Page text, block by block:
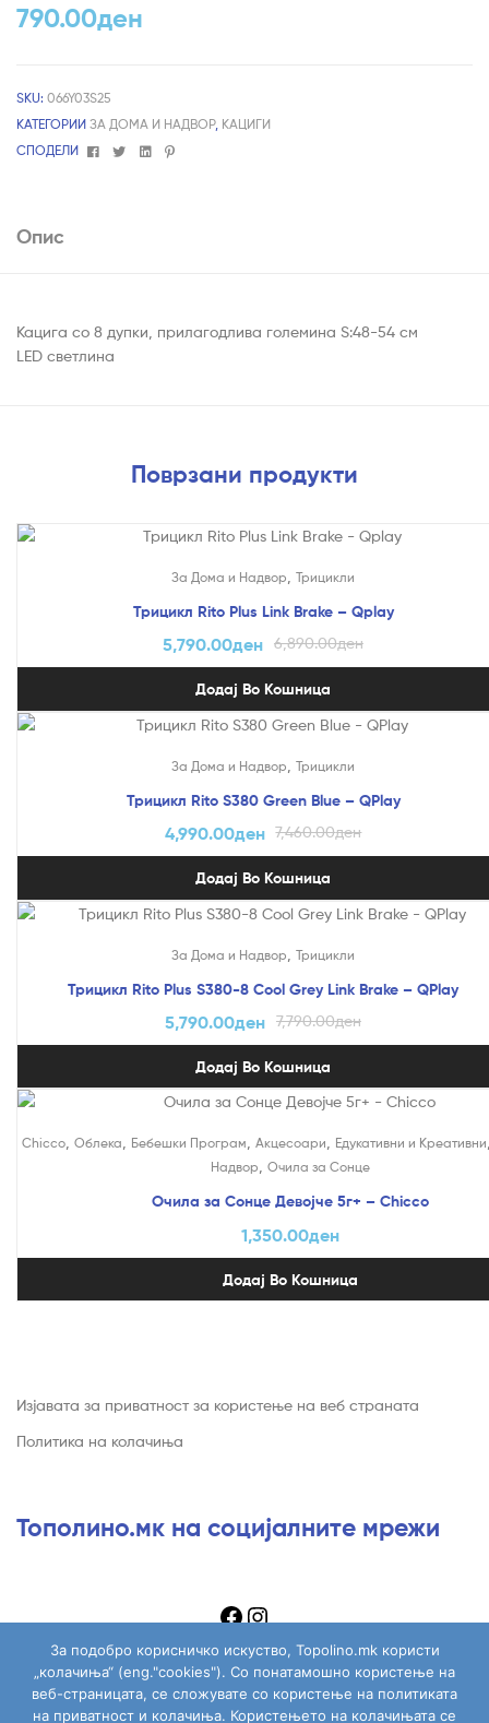
790.00ден
SKU: 066Y03S25
КАТЕГОРИИ ЗА ДОМА И НАДВОР, КАЦИГИ
СПОДЕЛИ
FacebookTwitterLinkedin
Pinterest
Опис
Кацига со 8 дупки, прилагодлива големина S:48-54 см
LED светлина
Поврзани продукти
За Дома и Надвор Трицикли
Трицикл Rito Plus Link Brake – Qplay
6,890.00ден
5,790.00ден
Додај Во Кошница
За Дома и Надвор Трицикли
Трицикл Rito S380 Green Blue – QPlay
7,460.00ден
4,990.00ден
Додај Во Кошница
За Дома и Надвор Трицикли
Трицикл Rito Plus S380-8 Cool Grey Link Brake – QPlay
7,790.00ден
5,790.00ден
Додај Во Кошница
Chicco, Облека, Бебешки Програм, Акцесоари, Едукативни и Креативни
Надвор, Очила за Сонце
Очила за Сонце Девојче 5г+ – Chicco
1,350.00ден
Додај Во Кошница
Изјавата за приватност за користење на веб страната
Политика на колачиња
Тополино.мк на социјалните мрежи
За подобро корисничко искуство, Topolino.mk користи
„колачиња“ (eng."cookies"). Со понатамошно користење на
веб-страницата, се сложувате со користење на политиката
на приватност и колачиња. Користењето на колачињата се